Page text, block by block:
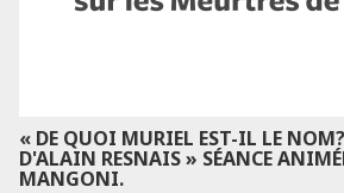
« DE QUOI MURIEL EST-IL LE
D'ALAIN RESNAIS » SÉANCE
MANGONI.